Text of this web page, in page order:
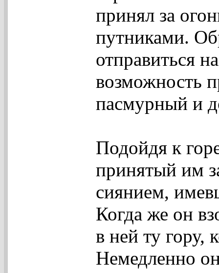
принял за
путниками.
отправиться
возможность
пасмурный и
Подойдя к
принятый им
сиянием,
Когда же он
в ней ту гору,
Немедленно